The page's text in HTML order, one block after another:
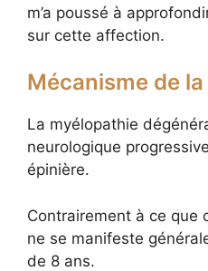
m’a poussé à
sur cette affection.
Mécanisme de
La myélopathie
neurologique
épinière.
Contrairement à ce que
ne se manifeste
de 8 ans.